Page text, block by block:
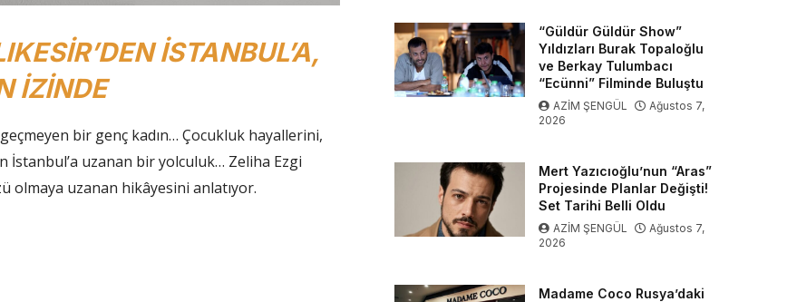
İSTANBUL’A,
İZİNDE
bir genç kadın… Çocukluk hayallerini,
İstanbul’a uzanan bir yolculuk… Zeliha Ezgi
olmaya uzanan hikâyesini anlatıyor.
“Güldür Güldür Show”
Yıldızları Burak Topaloğlu
ve Berkay Tulumbacı
“Ecünni” Filminde Buluştu
AZİM ŞENGÜL
Ağustos 7,
2026
Mert Yazıcıoğlu’nun “Aras”
Projesinde Planlar Değişti!
Set Tarihi Belli Oldu
AZİM ŞENGÜL
Ağustos 7,
2026
Madame Coco Rusya’daki